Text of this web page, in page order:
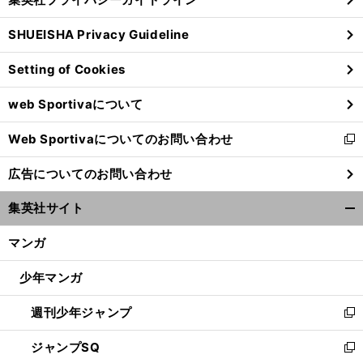
る
ウ
ィ
ン
ド
ウ
で
開
く
SHUEISHA Privacy Guideline
Setting of Cookies
web Sportivaについて
Web Sportivaについてのお問い合わせ
新
し
い
ウ
ィ
ン
ウ
開
く
広告についてのお問い合わせ
集英社サイト
マンガ
少年マンガ
週刊少年ジャンプ
新
し
い
ジャンプSQ
新